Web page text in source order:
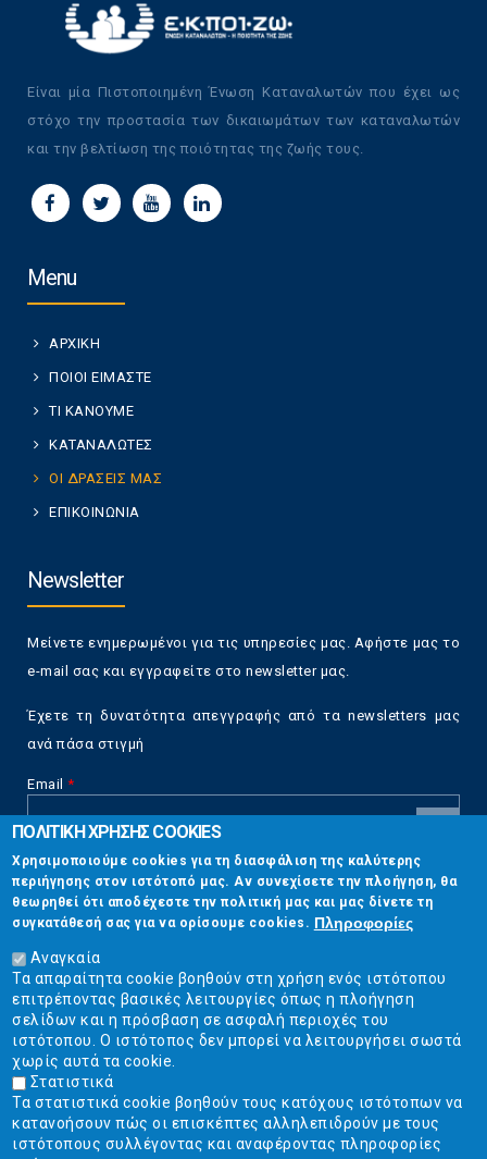
Είναι μία Πιστοποιημένη Ένωση Καταναλωτών που έχει ως
στόχο την προστασία των δικαιωμάτων των καταναλωτών
και την βελτίωση της ποιότητας της ζωής τους.
Menu
ΑΡΧΙΚΗ
ΠΟΙΟΙ ΕΙΜΑΣΤΕ
ΤΙ ΚΑΝΟΥΜΕ
ΚΑΤΑΝΑΛΩΤΕΣ
ΟΙ ΔΡΑΣΕΙΣ ΜΑΣ
ΕΠΙΚΟΙΝΩΝΙΑ
Newsletter
Μείνετε ενημερωμένοι για τις υπηρεσίες μας. Αφήστε μας το
e-mail σας και εγγραφείτε στο newsletter μας.
Έχετε τη δυνατότητα απεγγραφής από τα newsletters μας
ανά πάσα στιγμή
Email *
CAPTCHA
This
question is
for testing
whether or
not you are a
human visitor
and to
prevent
automated
spam
submissions.
5+2
Επικοινωνία
Στουρνάρη 17, Αθήνα 10683
2103304444
info@ekpizo.gr
www.ekpizo.gr
Δευ - Πεμ:10:00 πμ - 2:00 μμ
Σάβ - Κυρ: Κλειστά
ΠΟΛΙΤΙΚΗ ΧΡΗΣΗΣ COOKIES
Χρησιμοποιούμε cookies για τη διασφάλιση της καλύτερης
περιήγησης στον ιστότοπό μας. Αν συνεχίσετε την πλοήγηση, θα
θεωρηθεί ότι αποδέχεστε την πολιτική μας και μας δίνετε τη
συγκατάθεσή σας για να ορίσουμε cookies. Πληροφορίες
Αναγκαία
Τα απαραίτητα cookie βοηθούν στη χρήση ενός ιστότοπου
επιτρέποντας βασικές λειτουργίες όπως η πλοήγηση
σελίδων και η πρόσβαση σε ασφαλή περιοχές του
ιστότοπου. Ο ιστότοπος δεν μπορεί να λειτουργήσει σωστά
χωρίς αυτά τα cookie.
Στατιστικά
Τα στατιστικά cookie βοηθούν τους κατόχους ιστότοπων να
κατανοήσουν πώς οι επισκέπτες αλληλεπιδρούν με τους
ιστότοπους συλλέγοντας και αναφέροντας πληροφορίες